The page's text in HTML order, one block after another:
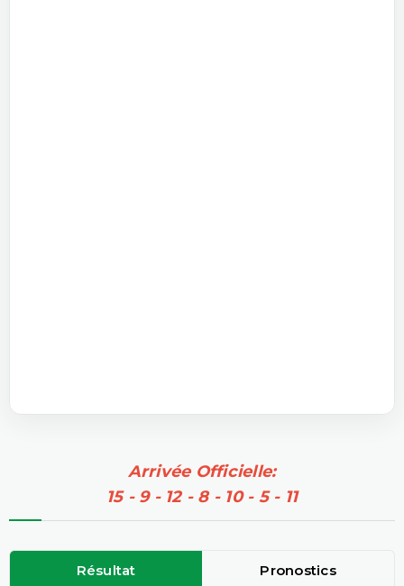
Arrivée Officielle:
15 - 9 - 12 - 8 - 10 - 5 - 11
Résultat Pronostics